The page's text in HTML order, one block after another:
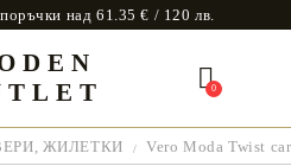
поръчки над 61.35 € / 120 лв.
0
ЖИЛЕТКИ Vero Moda Twist